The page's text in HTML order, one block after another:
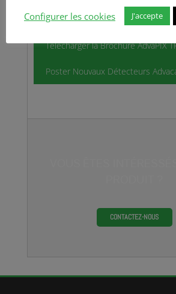
caméras en France.
Télécharger la Brochure AdvaPIX
Poster Nouvaux Détecteurs
CONTACTEZ-NOUS
Configurer les cookies
J'accepte